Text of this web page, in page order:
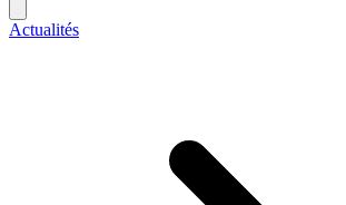
Actualités